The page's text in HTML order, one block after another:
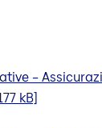
–
kB]